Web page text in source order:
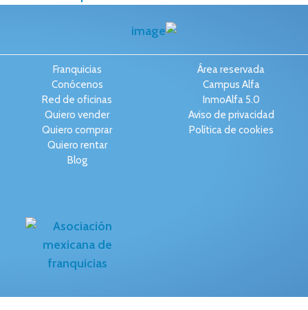
Franquicias
Conócenos
Red de oficinas
Quiero vender
Quiero comprar
Quiero rentar
Blog
Área reservada
Campus Alfa
InmoAlfa 5.0
Aviso de privacidad
Política de cookies